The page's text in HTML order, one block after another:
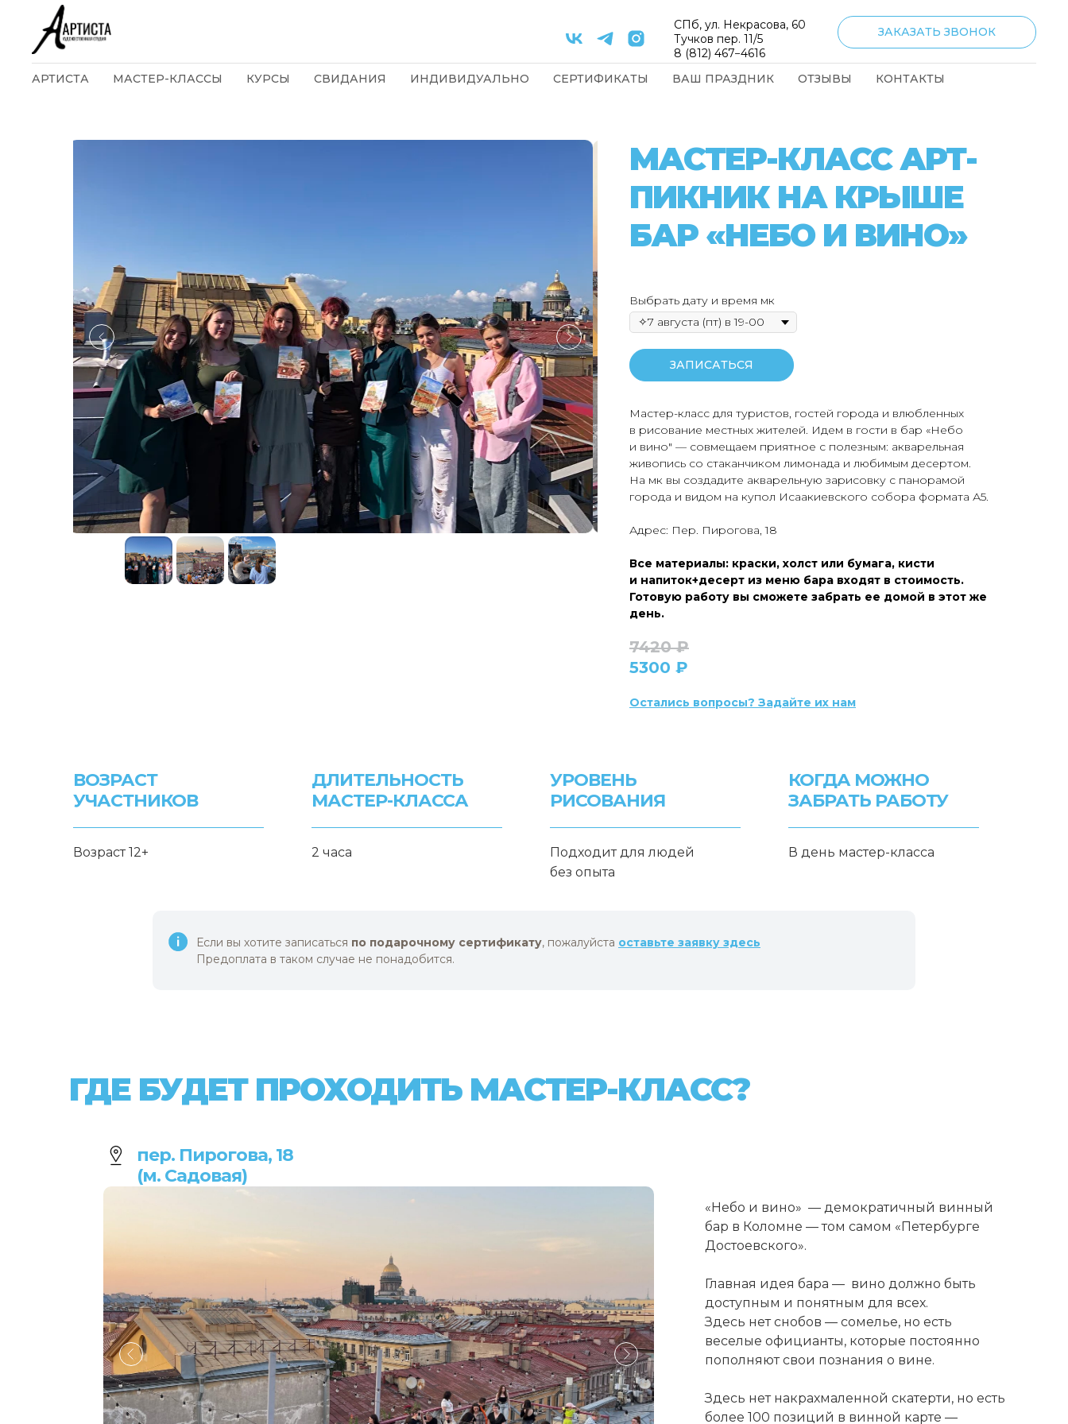
СПб, ул. Некрасова, 60
Тучков пер. 11/5
8 (812) 467−4616
ЗАКАЗАТЬ ЗВОНОК
АРТИСТА МАСТЕР-КЛАССЫ КУРСЫ СВИДАНИЯ ИНДИВИДУАЛЬНО СЕРТИФИКАТЫ ВАШ ПРАЗДНИК ОТЗЫВЫ КОНТАКТЫ
МАСТЕР-КЛАСС АРТ-
ПИКНИК НА КРЫШЕ
БАР «НЕБО И ВИНО»
Выбрать дату и время мк
ЗАПИСАТЬСЯ
Мастер-класс для туристов, гостей города и влюбленных
в рисование местных жителей. Идем в гости в бар «Небо
и вино" — совмещаем приятное с полезным: акварельная
живопись со стаканчиком лимонада и любимым десертом.
На мк вы создадите акварельную зарисовку с панорамой
города и видом на купол Исаакиевского собора формата А5.
Адрес: Пер. Пирогова, 18
Все материалы: краски, холст или бумага, кисти
и напиток+десерт из меню бара входят в стоимость.
Готовую работу вы сможете забрать ее домой в этот же
день.
7420 ₽
5300 ₽
Остались вопросы? Задайте их нам
ВОЗРАСТ
УЧАСТНИКОВ
Возраст 12+
ДЛИТЕЛЬНОСТЬ
МАСТЕР-КЛАССА
2 часа
УРОВЕНЬ
РИСОВАНИЯ
Подходит для людей
без опыта
КОГДА МОЖНО
ЗАБРАТЬ РАБОТУ
В день мастер-класса
Если вы хотите записаться по подарочному сертификату, пожалуйста оставьте заявку здесь
Предоплата в таком случае не понадобится.
«Небо и вино» — демократичный винный
бар в Коломне — том самом «Петербурге
Достоевского».
Главная идея бара — вино должно быть
доступным и понятным для всех.
Здесь нет снобов — сомелье, но есть
веселые официанты, которые постоянно
пополняют свои познания о вине.
Здесь нет накрахмаленной скатерти, но есть
более 100 позиций в винной карте —
пер. Пирогова, 18
(м. Садовая)
ГДЕ БУДЕТ ПРОХОДИТЬ МАСТЕР-КЛАСС?